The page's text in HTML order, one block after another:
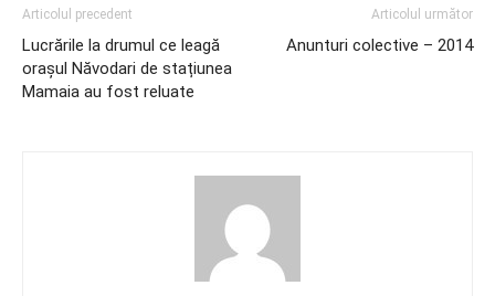
Articolul precedent
Lucrările la drumul ce leagă
orașul Năvodari de stațiunea
Mamaia au fost reluate
Articolul următor
Anunturi colective – 2014